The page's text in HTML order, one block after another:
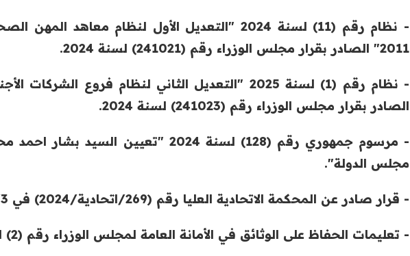
2011" الصادر بقرار مجلس الوزراء رقم (241021) لسنة 2024.
الصادر بقرار مجلس الوزراء رقم (241023) لسنة 2024.
- مرسوم جمهوري رقم (128) لسنة 2024 "تعيين
مجلس الدولة".
- قرار صادر عن المحكمة الاتحادية العليا رقم (269/اتحادية/2024) في 2024/12/3.
- تعليمات الحفاظ على الوثائق في الأمانة العامة لمجلس الوزراء رقم (2) لسنة 2024.